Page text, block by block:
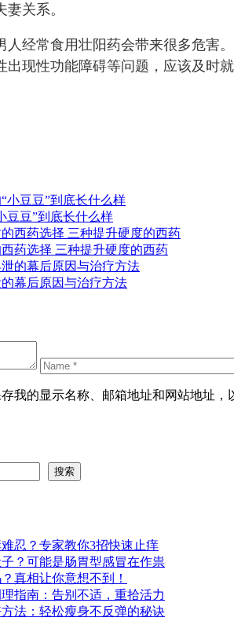
关系。
人经常食用壮阳药会带来很多危害
出现性功能障碍等问题，应该及时
豆豆”到底长什么样
药选择 三种提升硬度的西药
幕后原因与治疗方法
我的显示名称、邮箱地址和网站地址，
搜索
忍？专家教你3招快速止痒
？可能是肠胃型感冒在作祟
真相让你意想不到！
指南：告别不适，重拾活力
法：轻松瘦身不反弹的秘诀